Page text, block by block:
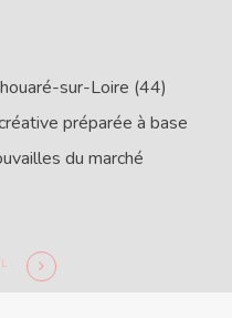
sur-Loire (44)
préparée à base
du marché